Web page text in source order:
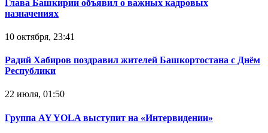
Глава Башкирии объявил о важных кадровых
назначениях
10 октября, 23:41
Радий Хабиров поздравил жителей Башкортостана с Днём
Республики
22 июля, 01:50
Группа AY YOLA выступит на «Интервидении»